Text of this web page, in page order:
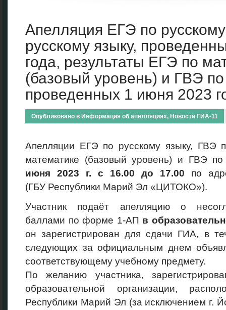
Апелляция ЕГЭ по
русскому языку,
года, результаты ЕГЭ по
(базовый уровень) и ГВЭ
проведенных 1 июня 2023
Опубликовано в Информация об апелляциях, Новости ГИА-11
Апелляции ЕГЭ по русскому языку, ГВЭ
математике (базовый уровень) и ГВЭ
июня 2023 г. с 16.00 до 17.00 по
(ГБУ Республики Марий Эл «ЦИТОКО»).
Участник подаёт апелляцию о
баллами по форме 1-АП в
он зарегистрирован для сдачи ГИА, в
следующих за официальным днем
соответствующему учебному предмету.
По желанию участника,
образовательной организации,
Республики Марий Эл (за исключением г.